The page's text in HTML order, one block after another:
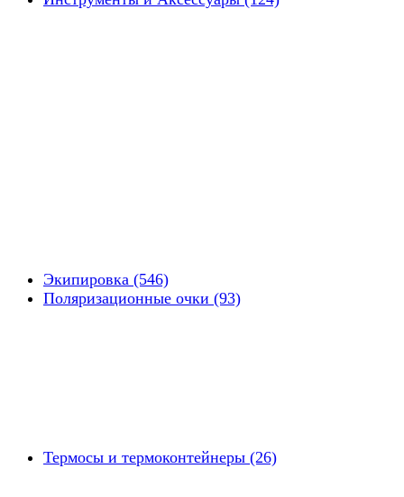
Экипировка (546)
Поляризационные очки (93)
Термосы и термоконтейнеры (26)